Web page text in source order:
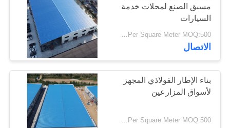
حظيرة الهيكل الصلب
8
مسبق الصنع لمحلات خدمة
السيارات
USD29-USD99 Per Square Meter MOQ:500 مترا مربعا
الاتصال
بناء الإطار الفولاذي المجهز
لأسواق المزارعين
USD29-USD99 Per Square Meter MOQ:500 متر مربع